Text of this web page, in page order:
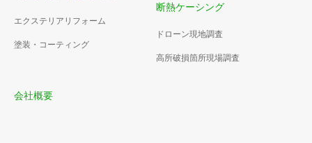
エクステリアリフォーム
塗装・コーティング
断熱ケーシング
ドローン現地調査
高所破損箇所現場調査
会社概要